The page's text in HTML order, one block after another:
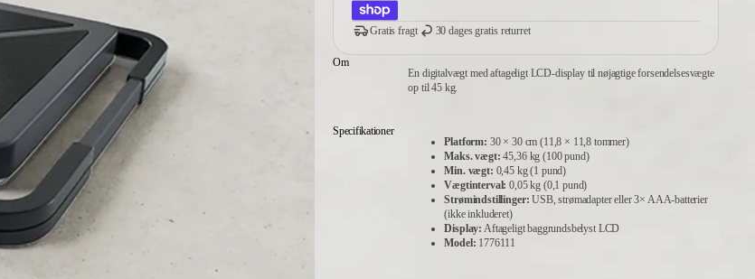
Gratis fragt 30 dages gratis returret
Om
En digitalvægt med aftageligt LCD-display til nøjagtige forsendelsesvægte
op til 45 kg.
Specifikationer
Platform: 30 × 30 cm (11,8 × 11,8 tommer)
Maks. vægt: 45,36 kg (100 pund)
Min. vægt: 0,45 kg (1 pund)
Vægtinterval: 0,05 kg (0,1 pund)
Strømindstillinger: USB, strømadapter eller 3× AAA-batterier
(ikke inkluderet)
Display: Aftageligt baggrundsbelyst LCD
Model: 1776111